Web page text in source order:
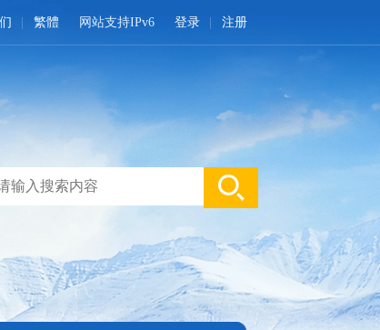
登录 注册
网站支持IPv6
繁體